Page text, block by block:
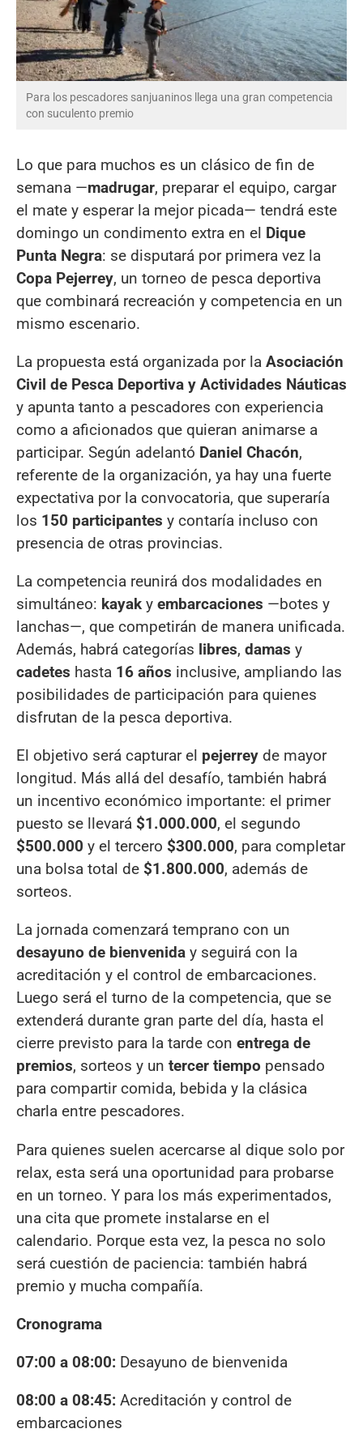
Para los pescadores sanjuaninos llega una gran competencia
con suculento premio
Lo que para muchos es un clásico de fin de
semana —madrugar, preparar el equipo, cargar
el mate y esperar la mejor picada— tendrá este
domingo un condimento extra en el Dique
Punta Negra: se disputará por primera vez la
Copa Pejerrey, un torneo de pesca deportiva
que combinará recreación y competencia en un
mismo escenario.
La propuesta está organizada por la Asociación
Civil de Pesca Deportiva y Actividades Náuticas
y apunta tanto a pescadores con experiencia
como a aficionados que quieran animarse a
participar. Según adelantó Daniel Chacón,
referente de la organización, ya hay una fuerte
expectativa por la convocatoria, que superaría
los 150 participantes y contaría incluso con
presencia de otras provincias.
La competencia reunirá dos modalidades en
simultáneo: kayak y embarcaciones —botes y
lanchas—, que competirán de manera unificada.
Además, habrá categorías libres, damas y
cadetes hasta 16 años inclusive, ampliando las
posibilidades de participación para quienes
disfrutan de la pesca deportiva.
El objetivo será capturar el pejerrey de mayor
longitud. Más allá del desafío, también habrá
un incentivo económico importante: el primer
puesto se llevará $1.000.000, el segundo
$500.000 y el tercero $300.000, para completar
una bolsa total de $1.800.000, además de
sorteos.
La jornada comenzará temprano con un
desayuno de bienvenida y seguirá con la
acreditación y el control de embarcaciones.
Luego será el turno de la competencia, que se
extenderá durante gran parte del día, hasta el
cierre previsto para la tarde con entrega de
premios, sorteos y un tercer tiempo pensado
para compartir comida, bebida y la clásica
charla entre pescadores.
Para quienes suelen acercarse al dique solo por
relax, esta será una oportunidad para probarse
en un torneo. Y para los más experimentados,
una cita que promete instalarse en el
calendario. Porque esta vez, la pesca no solo
será cuestión de paciencia: también habrá
premio y mucha compañía.
Cronograma
07:00 a 08:00: Desayuno de bienvenida
08:00 a 08:45: Acreditación y control de
embarcaciones